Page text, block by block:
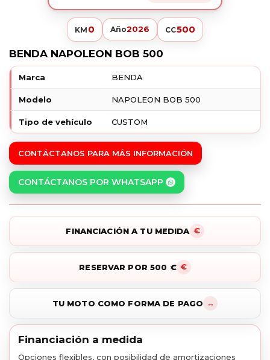
KM 0 Año2026 CC500
BENDA NAPOLEON BOB 500
Marca BENDA
Modelo NAPOLEON BOB 500
Tipo de vehículo CUSTOM
CONTÁCTANOS PARA MÁS INFORMACIÓN
CONTÁCTANOS POR WHATSAPP
FINANCIACIÓN A TU MEDIDA
RESERVAR POR 500 €
TU MOTO COMO FORMA DE PAGO
Financiación a medida
Opciones flexibles, con posibilidad de amortizaciones